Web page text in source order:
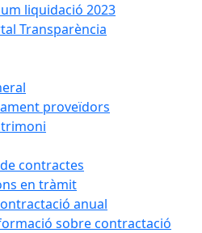
liquidació 2023
Transparència
proveïdors
contractes
en tràmit
anual
sobre contractació